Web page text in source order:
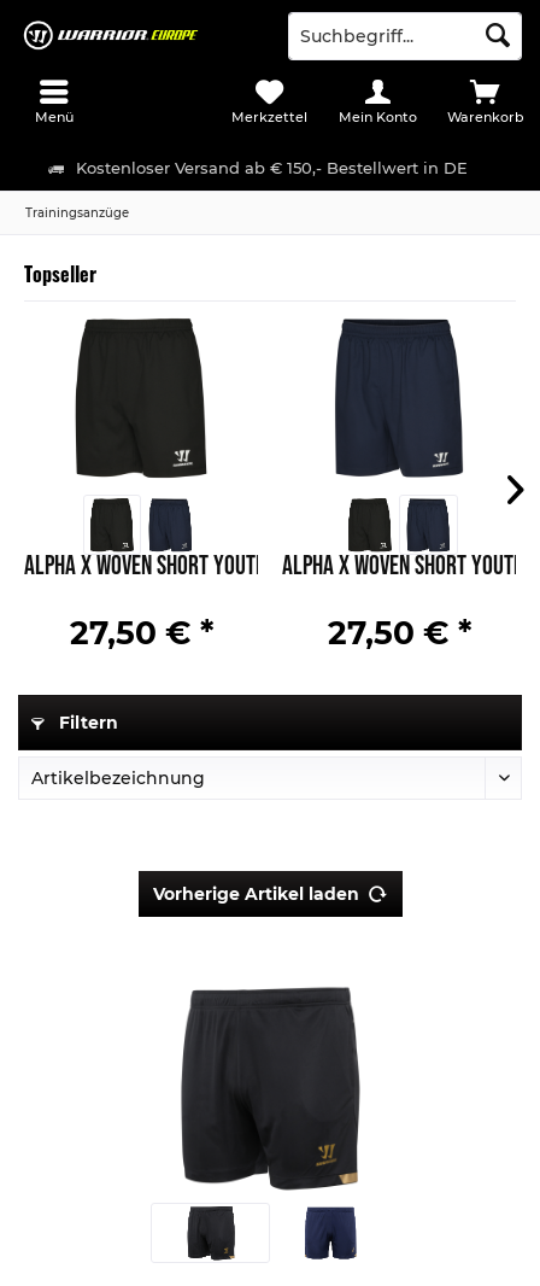
Kostenloser Versand ab € 150,- Bestellwert in DE
Menü Warenkorb
Merkzettel Mein Konto
Trainingsanzüge
Topseller
Alpha X Woven Short Youth
27,50 € *
Alpha X Woven Short Youth
27,50 € *
Filtern
Vorherige Artikel laden